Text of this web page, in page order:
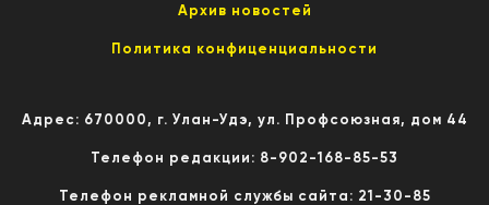
Архив новостей
Политика конфиценциальности
Адрес: 670000, г. Улан-Удэ, ул. Профсоюзная, дом 44
Телефон редакции: 8-902-168-85-53
Телефон рекламной службы сайта: 21-30-85